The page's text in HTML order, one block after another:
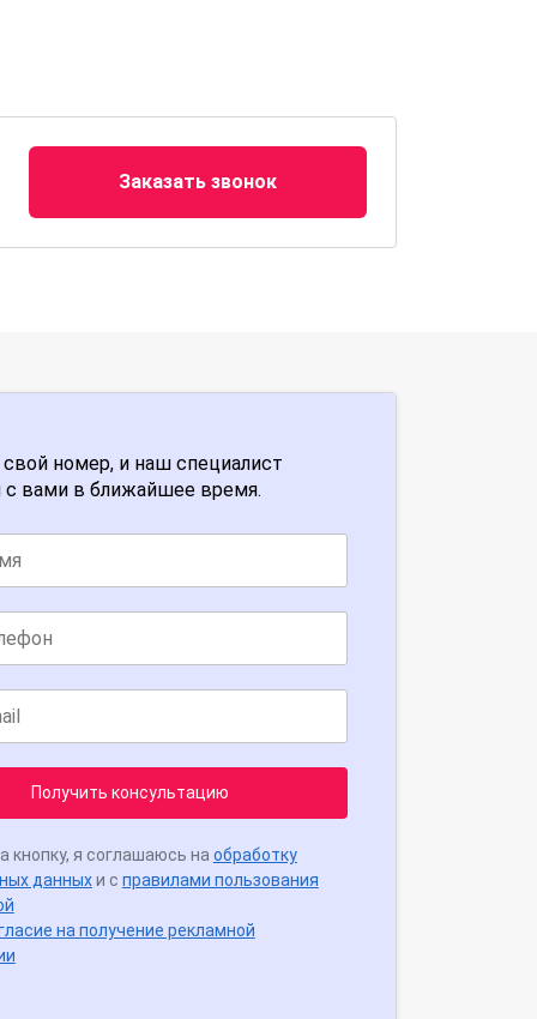
Заказать звонок
номер, и наш специалист
с вами в ближайшее время.
Получить консультацию
кнопку, я соглашаюсь на обработку
данныхи с правилами пользования
на получение рекламной